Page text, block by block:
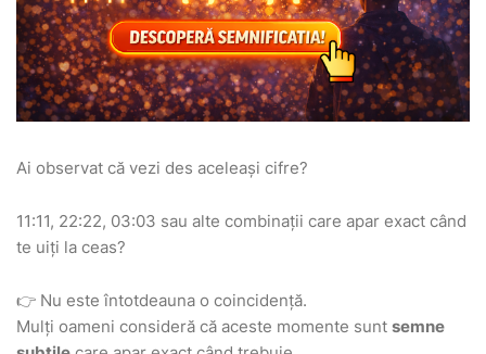
Ai observat că vezi des aceleași cifre?
11:11, 22:22, 03:03 sau alte combinații care apar exact când
te uiți la ceas?
👉 Nu este întotdeauna o coincidență.
Mulți oameni consideră că aceste momente sunt semne